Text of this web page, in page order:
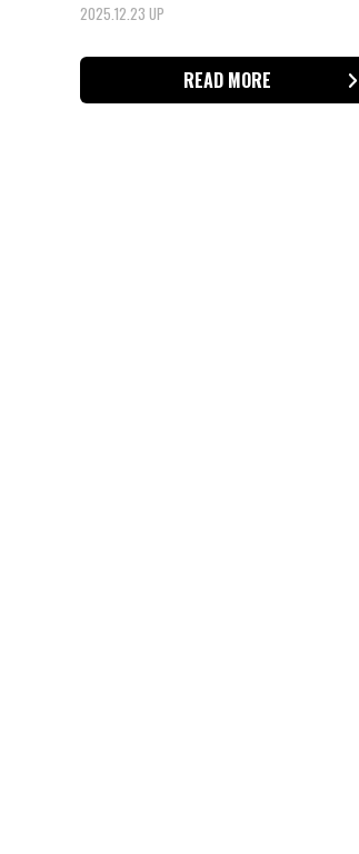
2025.12.23 UP
READ MORE